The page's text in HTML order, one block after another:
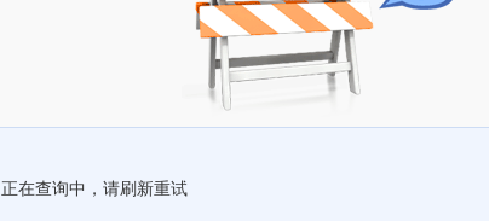
正在查询中，请刷新重试